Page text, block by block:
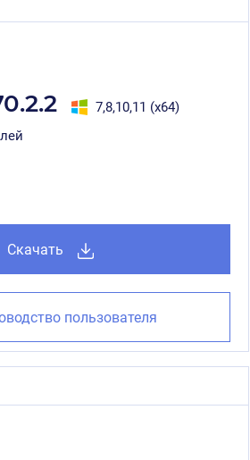
7,8,10,11 (x64)
Скачать
пользователя